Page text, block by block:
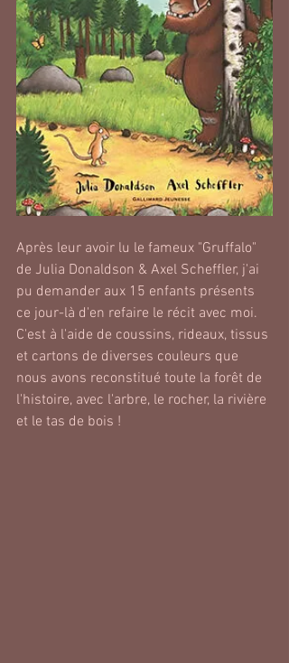
Après leur avoir lu le fameux "Gruffalo"
de Julia Donaldson & Axel Scheffler, j'ai
pu demander aux 15 enfants présents
ce jour-là d'en refaire le récit avec moi.
C'est à l'aide de coussins, rideaux, tissus
et cartons de diverses couleurs que
nous avons reconstitué toute la forêt de
l'histoire, avec l'arbre, le rocher, la rivière
et le tas de bois !